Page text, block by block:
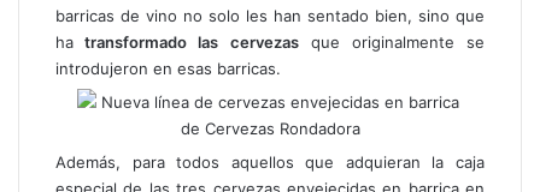
barricas de vino no solo les han sentado bien, sino que
ha transformado las cervezasque originalmente se
introdujeron en esas barricas.
Además, para todos aquellos que adquieran la caja